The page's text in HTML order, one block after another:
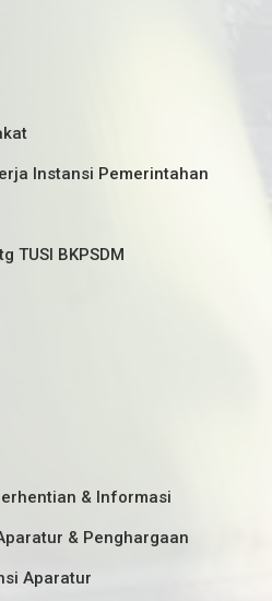
Instansi Pemerintahan
TUSI BKPSDM
& Informasi
& Penghargaan
Aparatur